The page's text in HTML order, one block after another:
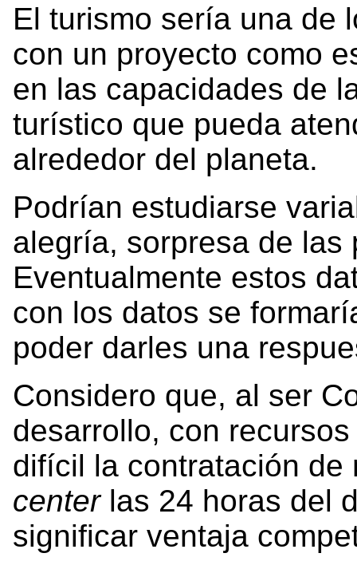
El turismo sería una de
con un proyecto como
en las capacidades de
turístico que pueda
alrededor del planeta.
Podrían estudiarse
alegría, sorpresa de las
Eventualmente estos
con los datos se
poder darles una
Considero que, al ser
desarrollo, con
difícil la contratación
centerlas 24 horas del
significar ventaja